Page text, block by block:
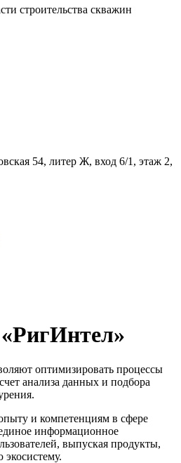
строительства скважин
54, литер Ж, вход 6/1, этаж 2,
оптимизировать процессы
анализа данных и подбора
и компетенциям в сфере
информационное
выпуская продукты,